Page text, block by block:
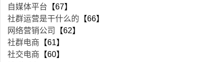
自媒体平台 【67】
社群运营是干什么的 【66】
网络营销公司
【62】
社群电商 【61】
社交电商 【60】